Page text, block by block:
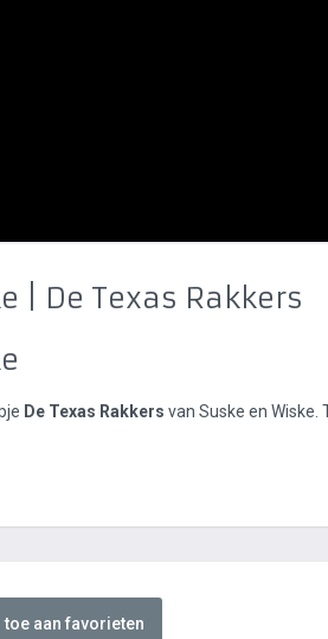
| De Texas Rakkers
De Texas Rakkers van Suske en Wiske.
toe aan favorieten